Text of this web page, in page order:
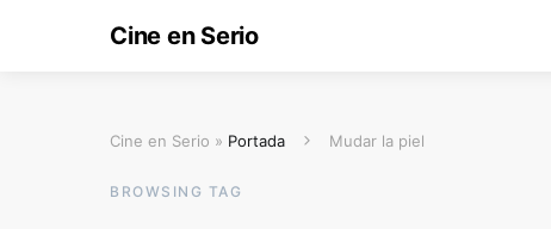
Cine en Serio
Cine en Serio » Portada Mudar la piel
BROWSING TAG